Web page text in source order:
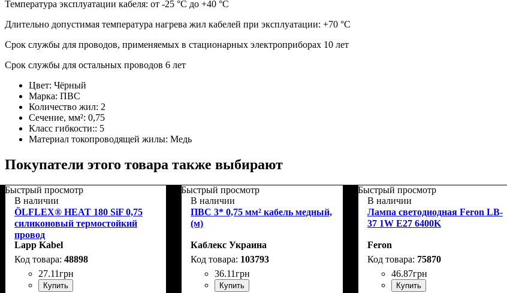
Температура эксплуатации кабеля: от -25 °С до +40 °С
Длительно допустимая температура нагрева жил кабелей при эксплуатации: +70 °С
Срок службы для проводов, применяемых в стационарных электроприборах 10 лет
Срок службы для остальных проводов 6 лет
Цвет: Чёрный
Марка: ПВС
Количество жил: 2
Сечение, мм²: 0,75
Класс гибкости:: 5
Материал токопроводящей жилы: Медь
Покупатели этого товара также выбирают
Быстрый просмотр
В наличии
ÖLFLEX® HEAT 180 SiF 0,75
силиконовый термостойкий
провод
Lapp Kabel
48898
27.11грн
Купить
Быстрый просмотр
В наличии
ПВС 3* 0,75 мм² кабель медный,
(м)
Каблекс Украина
103793
36.11грн
Купить
Быстрый просмотр
В наличии
Лампа светодиодная Feron LB-
37 1W E27 6400K
Feron
75870
46.87грн
Купить